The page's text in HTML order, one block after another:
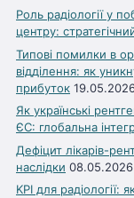
Роль радіології у
центру:
Типові помилки в
відділення: як
прибуток
Як українські
ЄС: глобальна
Дефіцит лікарів-
наслідки 08.05.2026
KPI для радіології: